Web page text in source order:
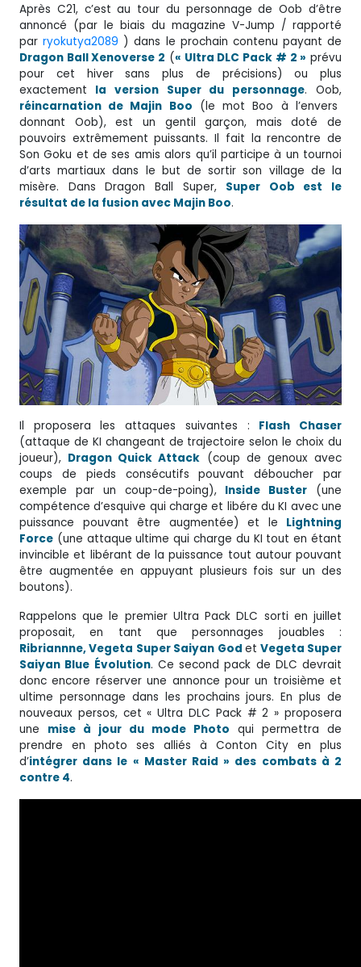
Après C21, c’est au tour du personnage de Oob d’être
annoncé (par le biais du magazine V-Jump / rapporté
parryokutya2089 ) dans le prochain contenu payant de
Dragon Ball Xenoverse 2 (« Ultra DLC Pack # 2 » prévu
pour cet hiver sans plus de précisions) ou plus
exactement la version Super du personnage. Oob,
réincarnation de Majin Boo (le mot Boo à l’envers
donnant Oob), est un gentil garçon, mais doté de
pouvoirs extrêmement puissants. Il fait la rencontre de
Son Goku et de ses amis alors qu’il participe à un tournoi
d’arts martiaux dans le but de sortir son village de la
misère. Dans Dragon Ball Super, Super Oob est le
résultat de la fusion avec Majin Boo.
Il proposera les attaques suivantes : Flash Chaser
(attaque de KI changeant de trajectoire selon le choix du
joueur), Dragon Quick Attack (coup de genoux avec
coups de pieds consécutifs pouvant déboucher par
exemple par un coup-de-poing), Inside Buster (une
compétence d’esquive qui charge et libére du KI avec une
puissance pouvant être augmentée) et le Lightning
Force (une attaque ultime qui charge du KI tout en étant
invincible et libérant de la puissance tout autour pouvant
être augmentée en appuyant plusieurs fois sur un des
boutons).
Rappelons que le premier Ultra Pack DLC sorti en juillet
proposait, en tant que personnages jouables :
Ribriannne, Vegeta Super Saiyan Godet Vegeta Super
Saiyan Blue Évolution. Ce second pack de DLC devrait
donc encore réserver une annonce pour un troisième et
ultime personnage dans les prochains jours. En plus de
nouveaux persos, cet « Ultra DLC Pack # 2 » proposera
une mise à jour du mode Photo qui permettra de
prendre en photo ses alliés à Conton City en plus
d’intégrer dans le « Master Raid » des combats à 2
contre 4.